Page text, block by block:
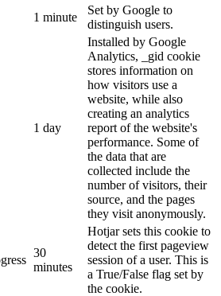
1 minute
Set by Google to
distinguish users.
1 day
Installed by Google
Analytics, _gid cookie
stores information on
how visitors use a
website, while also
creating an analytics
report of the website's
performance. Some of
the data that are
collected include the
number of visitors, their
source, and the pages
they visit anonymously.
30
minutes
Hotjar sets this cookie to
detect the first pageview
session of a user. This is
a True/False flag set by
the cookie.